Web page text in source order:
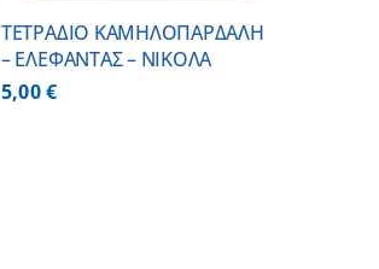
ΤΕΤΡΑΔΙΟ ΚΑΜΗΛΟΠΑΡΔΑΛΗ
– ΕΛΕΦΑΝΤΑΣ – ΝΙΚΟΛΑ
5,00€